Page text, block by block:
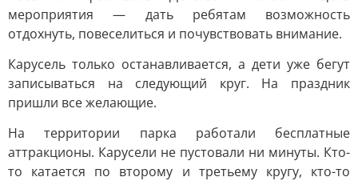
мероприятия — дать ребятам возможность
отдохнуть, повеселиться и почувствовать внимание.
Карусель только останавливается, а дети уже бегут
записываться на следующий круг. На праздник
пришли все желающие.
На территории парка работали бесплатные
аттракционы. Карусели не пустовали ни минуты. Кто-
то катается по второму и третьему кругу, кто-то